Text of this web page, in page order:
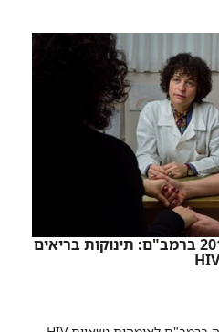
יום האיידס הבינלאומי 2015 ברמב"ם: תינוקות בריאים